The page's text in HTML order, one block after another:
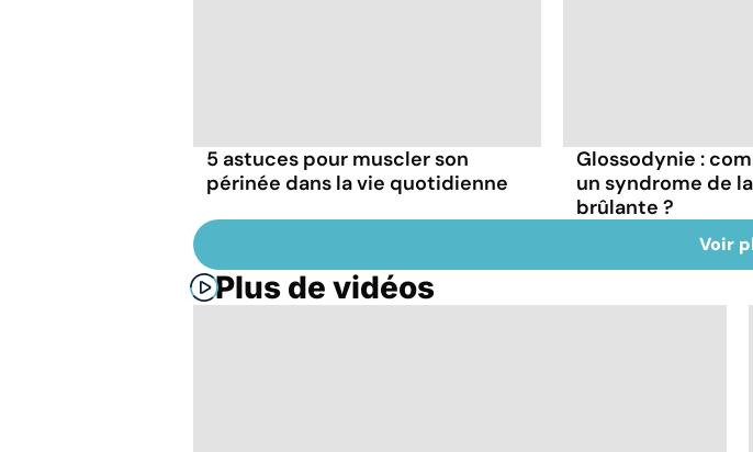
5 astuces pour muscler son
périnée dans la vie quotidienne
Glossodynie :
un syndrome de
brûlante ?
Voir
Plus de vidéos